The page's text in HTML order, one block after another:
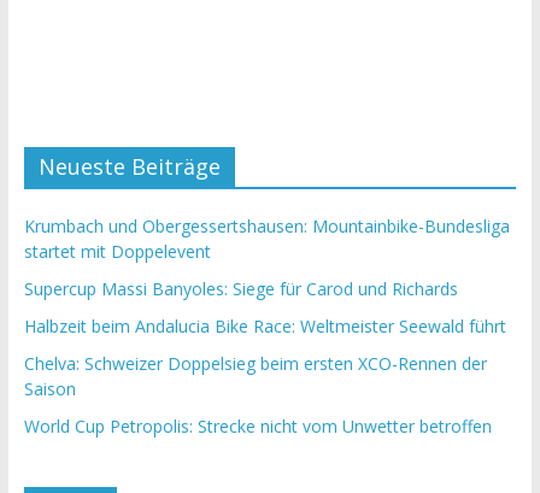
Neueste Beiträge
Krumbach und Obergessertshausen: Mountainbike-Bundesliga
startet mit Doppelevent
Supercup Massi Banyoles: Siege für Carod und Richards
Halbzeit beim Andalucia Bike Race: Weltmeister Seewald führt
Chelva: Schweizer Doppelsieg beim ersten XCO-Rennen der
Saison
World Cup Petropolis: Strecke nicht vom Unwetter betroffen